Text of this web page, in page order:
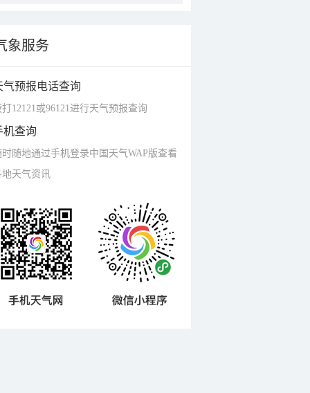
象服务
气预报电话查询
打12121或96121进行天气预报查询
机查询
时随地通过手机登录中国天气WAP版查看
地天气资讯